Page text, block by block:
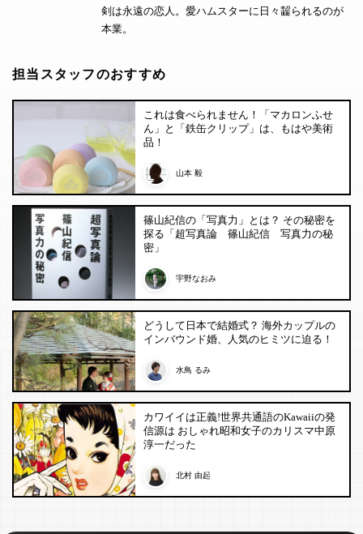
剣は永遠の恋人。愛ハムスターに日々齧られるのが
本業。
担当スタッフのおすすめ
これは食べられません！「マカロンふせ
ん」と「鉄缶クリップ」は、もはや美術
品！
山本 毅
篠山紀信の「写真力」とは？ その秘密を
探る「超写真論 篠山紀信 写真力の秘
密」
宇野なおみ
どうして日本で結婚式？ 海外カップルの
インバウンド婚、人気のヒミツに迫る！
水鳥 るみ
カワイイは正義!世界共通語のKawaiiの発
信源は おしゃれ昭和女子のカリスマ中原
淳一だった
北村 由起